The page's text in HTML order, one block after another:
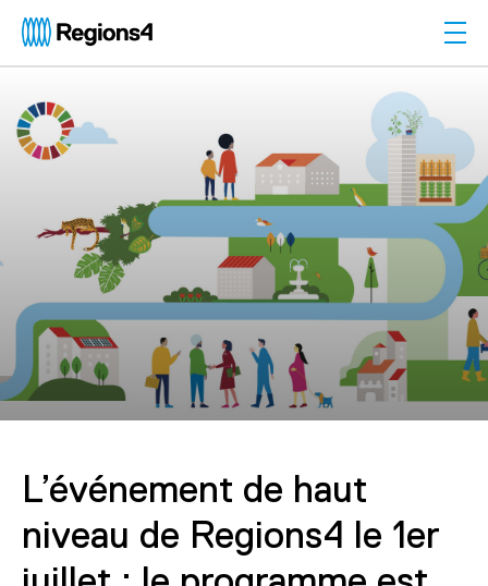
Regions4
L’événement de haut
niveau de Regions4 le 1er